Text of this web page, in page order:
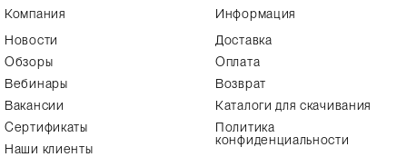
Компания
Новости
Обзоры
Вебинары
Вакансии
Сертификаты
Наши клиенты
Информация
Доставка
Оплата
Возврат
Каталоги для скачивания
Политика
конфиденциальности